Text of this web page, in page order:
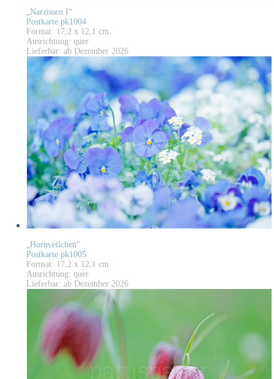
„Narzissen I“
Postkarte pk1004
Format: 17,2 x 12,1 cm
Ausrichtung: quer
Lieferbar: ab Dezember 2026
„Hornveilchen“
Postkarte pk1005
Format: 17,2 x 12,1 cm
Ausrichtung: quer
Lieferbar: ab Dezember 2026